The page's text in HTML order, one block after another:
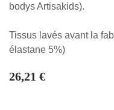
bodys Artisakids).
Tissus lavés avant la
élastane 5%)
26,21 €